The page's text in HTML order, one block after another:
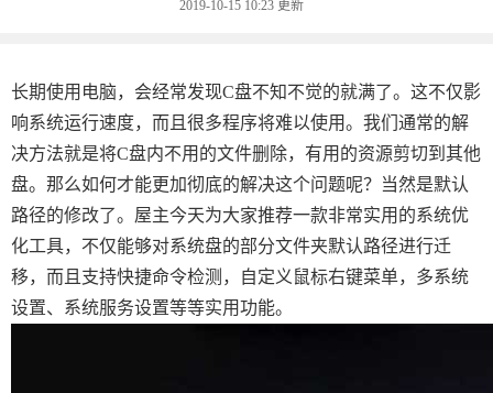
2019-10-15 10:23 更新
长期使用电脑，会经常发现C盘不知不觉的就满了。这不仅影
响系统运行速度，而且很多程序将难以使用。我们通常的解
决方法就是将C盘内不用的文件删除，有用的资源剪切到其他
盘。那么如何才能更加彻底的解决这个问题呢？当然是默认
路径的修改了。屋主今天为大家推荐一款非常实用的系统优
化工具，不仅能够对系统盘的部分文件夹默认路径进行迁
移，而且支持快捷命令检测，自定义鼠标右键菜单，多系统
设置、系统服务设置等等实用功能。